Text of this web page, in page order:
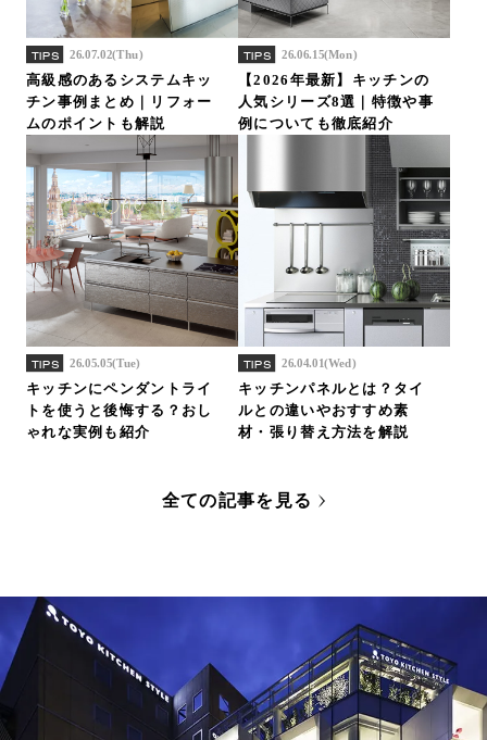
TIPS 26.07.02(Thu)
高級感のあるシステムキッ
チン事例まとめ｜リフォー
ムのポイントも解説
TIPS 26.06.15(Mon)
【2026年最新】キッチンの
人気シリーズ8選｜特徴や事
例についても徹底紹介
TIPS 26.05.05(Tue)
キッチンにペンダントライ
トを使うと後悔する？おし
ゃれな実例も紹介
TIPS 26.04.01(Wed)
キッチンパネルとは？タイ
ルとの違いやおすすめ素
材・張り替え方法を解説
全ての記事を見る